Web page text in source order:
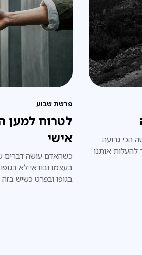
הכי גרועה
להעלות אותנו
פרשת שבוע
לטרוח למען
אישי
כשהאדם עושה דברים
בעצמו ובודאי לא
בגופו ובפרט כשיש